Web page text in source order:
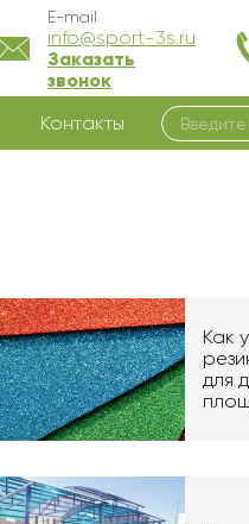
E-mail
info@sport-3s.ru
Заказать
звонок
Контакты
Как
для